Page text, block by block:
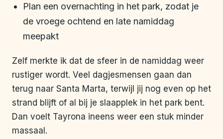
Plan een overnachting in het park, zodat je
de vroege ochtend en late namiddag
meepakt
Zelf merkte ik dat de sfeer in de namiddag weer
rustiger wordt. Veel dagjesmensen gaan dan
terug naar Santa Marta, terwijl jij nog even op het
strand blijft of al bij je slaapplek in het park bent.
Dan voelt Tayrona ineens weer een stuk minder
massaal.